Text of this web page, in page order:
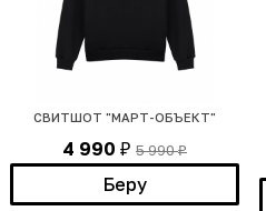
СВИТШОТ "МАРТ-ОБЪЕКТ"
4 990 ₽ 5 990₽
Беру